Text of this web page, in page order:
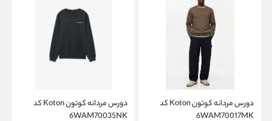
دورس مردانه کوتون Koton کد
6WAM70017MK
دورس مردانه کوتون Koton کد
6WAM70035NK